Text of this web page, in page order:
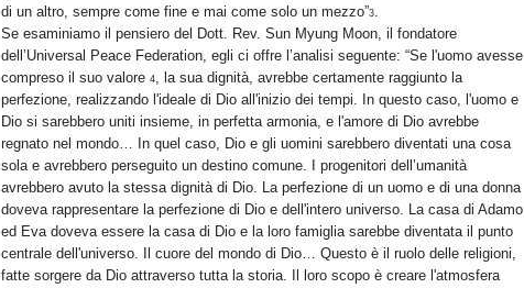
di un altro, sempre come fine e mai come solo un mezzo”3.
Se esaminiamo il pensiero del Dott. Rev. Sun Myung Moon, il fondatore
dell’Universal Peace Federation, egli ci offre l’analisi seguente: “Se l'uomo avesse
compreso il suo valore 4, la sua dignità, avrebbe certamente raggiunto la
perfezione, realizzando l'ideale di Dio all'inizio dei tempi. In questo caso, l'uomo e
Dio si sarebbero uniti insieme, in perfetta armonia, e l'amore di Dio avrebbe
regnato nel mondo… In quel caso, Dio e gli uomini sarebbero diventati una cosa
sola e avrebbero perseguito un destino comune. I progenitori dell’umanità
avrebbero avuto la stessa dignità di Dio. La perfezione di un uomo e di una donna
doveva rappresentare la perfezione di Dio e dell'intero universo. La casa di Adamo
ed Eva doveva essere la casa di Dio e la loro famiglia sarebbe diventata il punto
centrale dell'universo. Il cuore del mondo di Dio… Questo è il ruolo delle religioni,
fatte sorgere da Dio attraverso tutta la storia. Il loro scopo è creare l'atmosfera